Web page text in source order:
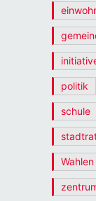
politik
schule
Wahlen